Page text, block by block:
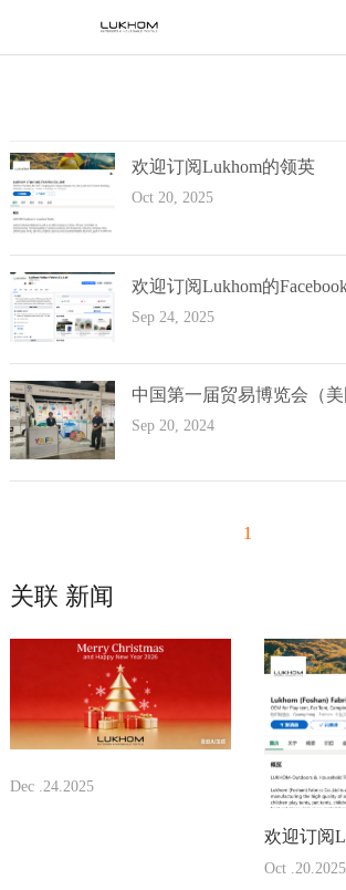
欢迎订阅Lukhom的领英
Oct 20, 2025
欢迎订阅Lukhom的
Sep 24, 2025
中国第一届贸易博览会（美
Sep 20, 2024
1
关联 新闻
Dec .24.2025
欢迎订阅
Oct .20.2025